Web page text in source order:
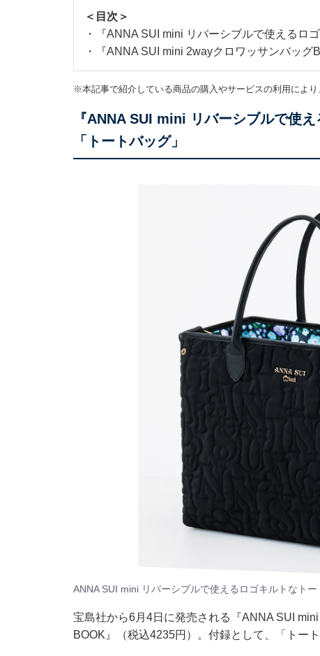
＜目次＞
・
『ANNA SUI mini リバーシブルで使えるロ
・
『ANNA SUI mini 2wayクロワッサンバッグ
※本記事で紹介している商品の購入やサービスの利用によ
『ANNA SUI mini リバーシブルで使
「トートバッグ」
ANNA SUI mini リバーシブルで使えるロゴキルトなト
宝島社から6月4日に発売される『ANNA SUI
BOOK』（税込4235円）。付録として、「トー